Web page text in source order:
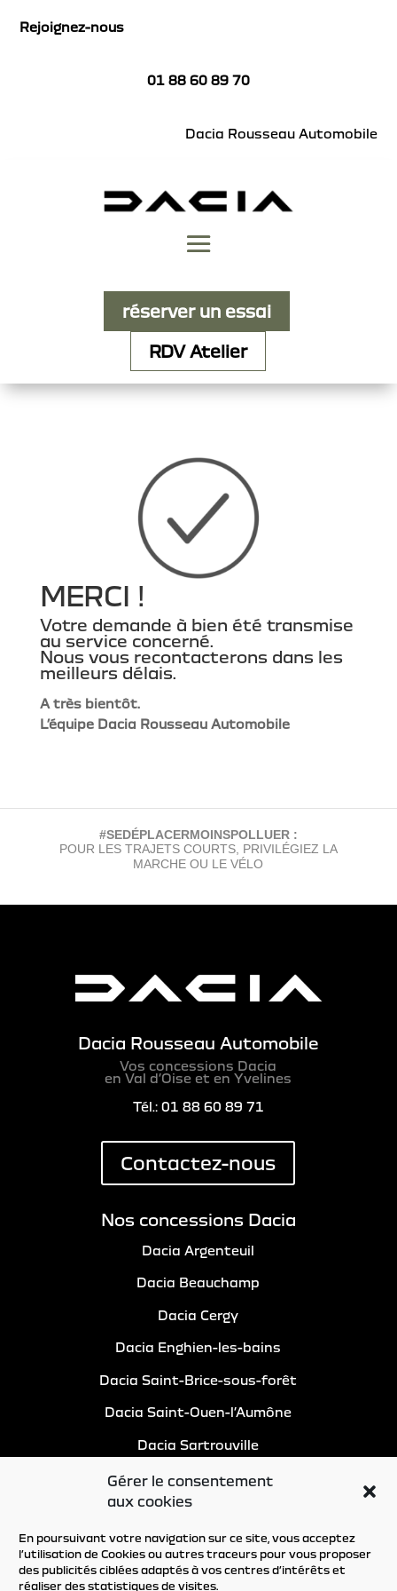
Gérer le consentement
aux cookies
En poursuivant votre navigation sur ce site, vous acceptez
l’utilisation de Cookies ou autres traceurs pour vous proposer
des publicités ciblées adaptés à vos centres d’intérêts et
réaliser des statistiques de visites.
Rejoignez-nous
01 88 60 89 70
Dacia Rousseau Automobile
réserver un essai
RDV Atelier
MERCI !
Votre demande à bien été transmise
au service concerné.
Nous vous recontacterons dans les
meilleurs délais.
A très bientôt.
L’équipe Dacia Rousseau Automobile
#SEDÉPLACERMOINSPOLLUER :
POUR LES TRAJETS COURTS, PRIVILÉGIEZ LA
MARCHE OU LE VÉLO
Dacia Rousseau Automobile
Vos concessions Dacia
en Val d’Oise et en Yvelines
Tél.: 01 88 60 89 71
Contactez-nous
Nos concessions Dacia
Dacia Argenteuil
Dacia Beauchamp
Dacia Cergy
Dacia Enghien-les-bains
Dacia Saint-Brice-sous-forêt
Dacia Saint-Ouen-l’Aumône
Dacia Sartrouville